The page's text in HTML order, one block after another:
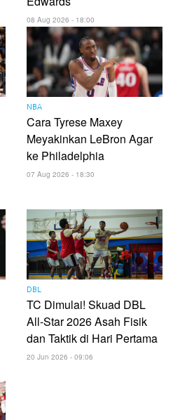
08 Aug 2026 - 18:00
NBA
Cara Tyrese Maxey
Meyakinkan LeBron Agar
ke Philadelphia
07 Aug 2026 - 18:30
DBL
TC Dimulai! Skuad DBL
All-Star 2026 Asah Fisik
dan Taktik di Hari Pertama
20 Jun 2026 - 09:06